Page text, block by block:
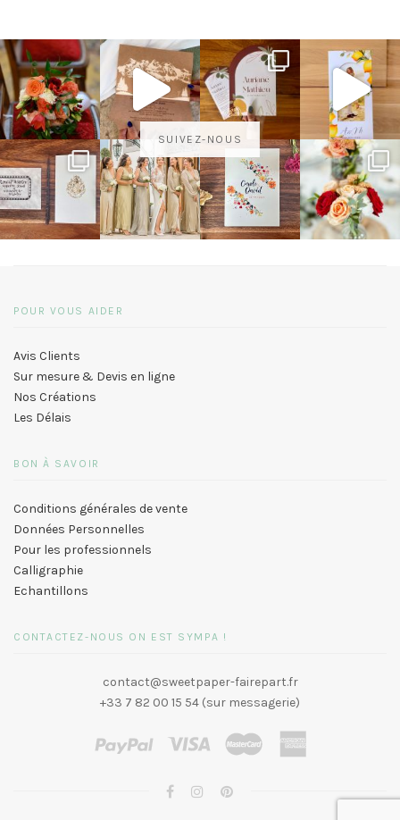
SUIVEZ-NOUS
POUR VOUS AIDER
Avis Clients
Sur mesure & Devis en ligne
Nos Créations
Les Délais
BON À SAVOIR
Conditions générales de vente
Données Personnelles
Pour les professionnels
Calligraphie
Echantillons
CONTACTEZ-NOUS ON EST SYMPA !
contact@sweetpaper-fairepart.fr
+33 7 82 00 15 54 (sur messagerie)